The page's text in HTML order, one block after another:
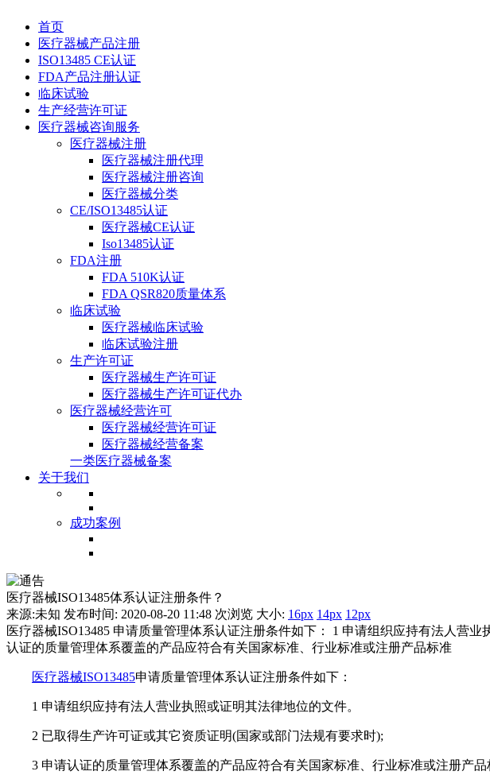
首页
医疗器械产品注册
ISO13485 CE认证
FDA产品注册认证
临床试验
生产经营许可证
医疗器械咨询服务
医疗器械注册
医疗器械注册代理
医疗器械注册咨询
医疗器械分类
CE/ISO13485认证
医疗器械CE认证
Iso13485认证
FDA注册
FDA 510K认证
FDA QSR820质量体系
临床试验
医疗器械临床试验
临床试验注册
生产许可证
医疗器械生产许可证
医疗器械生产许可证代办
医疗器械经营许可
医疗器械经营许可证
医疗器械经营备案
一类医疗器械备案
关于我们
成功案例
医疗器械ISO13485体系认证注册条件？
来源:未知 发布时间: 2020-08-20 11:48 次浏览 大小: 16px 14px 12px
医疗器械ISO13485 申请质量管理体系认证注册条件如下： 1 申请组织应持有法人营
认证的质量管理体系覆盖的产品应符合有关国家标准、行业标准或注册产品标准
医疗器械ISO13485申请质量管理体系认证注册条件如下：
1 申请组织应持有法人营业执照或证明其法律地位的文件。
2 已取得生产许可证或其它资质证明(国家或部门法规有要求时);
3 申请认证的质量管理体系覆盖的产品应符合有关国家标准、行业标准或注册产品